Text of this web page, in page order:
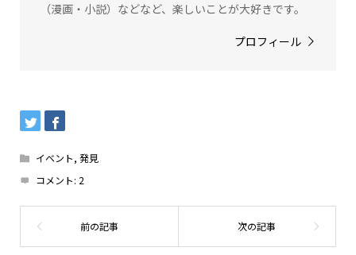
（漫画・小説）などなど、楽しいことが大好きです。
プロフィール
イベント, 発見
コメント: 2